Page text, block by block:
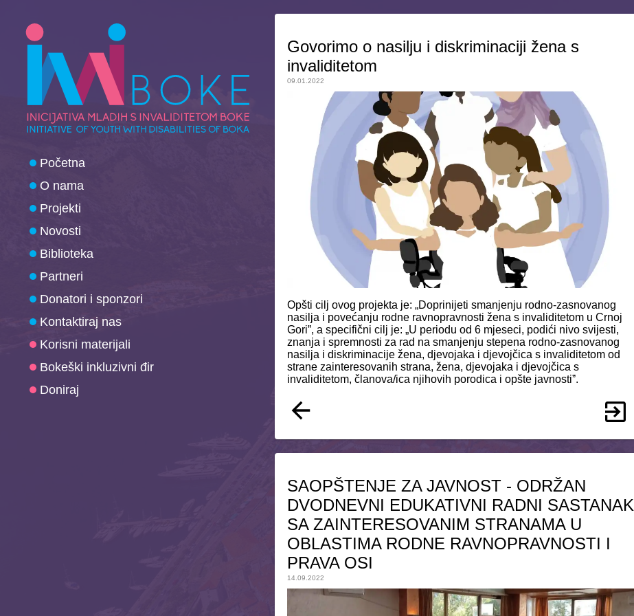
Početna
O nama
Projekti
Novosti
Biblioteka
Partneri
Donatori i sponzori
Kontaktiraj nas
Korisni materijali
Bokeški inkluzivni đir
Doniraj
Govorimo o nasilju i diskriminaciji žena s
invaliditetom
09.01.2022
Opšti cilj ovog projekta je: „Doprinijeti smanjenju rodno-zasnovanog
nasilja i povećanju rodne ravnopravnosti žena s invaliditetom u Crnoj
Goriˮ, a specifični cilj je: „U periodu od 6 mjeseci, podići nivo svijesti,
znanja i spremnosti za rad na smanjenju stepena rodno-zasnovanog
nasilja i diskriminacije žena, djevojaka i djevojčica s invaliditetom od
strane zainteresovanih strana, žena, djevojaka i djevojčica s
invaliditetom, članova/ica njihovih porodica i opšte javnostiˮ.
SAOPŠTENJE ZA JAVNOST - ODRŽAN
DVODNEVNI EDUKATIVNI RADNI SASTANAK
SA ZAINTERESOVANIM STRANAMA U
OBLASTIMA RODNE RAVNOPRAVNOSTI I
PRAVA OSI
14.09.2022